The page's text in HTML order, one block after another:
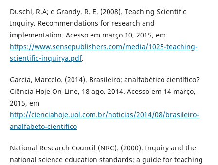
Duschl, R.A; e Grandy. R. E. (2008). Teaching Scientific
Inquiry. Recommendations for research and
implementation. Acesso em março 10, 2015, em
https://www.sensepublishers.com/media/1025-teaching-
scientific-inquirya.pdf.
Garcia, Marcelo. (2014). Brasileiro: analfabético científico?
Ciência Hoje On-Line, 18 ago. 2014. Acesso em 14 março,
2015, em
http://cienciahoje.uol.com.br/noticias/2014/08/brasileiro-
analfabeto-cientifico
National Research Council (NRC). (2000). Inquiry and the
national science education standards: a guide for teaching